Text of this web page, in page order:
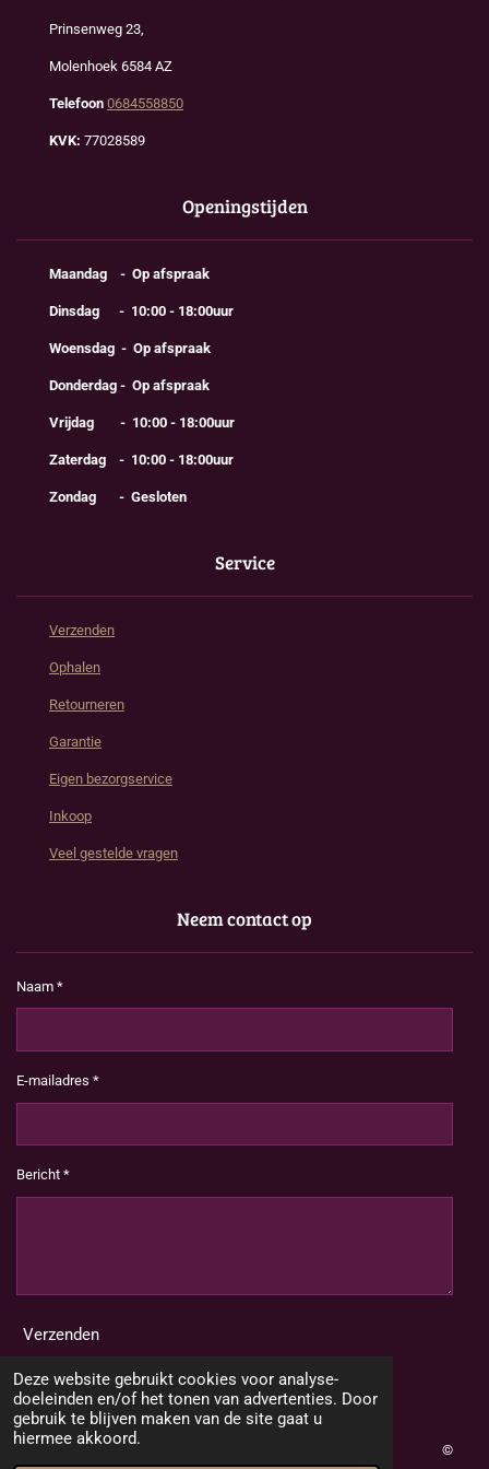
Deze website gebruikt cookies voor analyse-
doeleinden en/of het tonen van advertenties. Door
gebruik te blijven maken van de site gaat u
hiermee akkoord.
Prinsenweg 23,
Molenhoek 6584 AZ
Telefoon 0684558850
KVK: 77028589
Openingstijden
Maandag - Op afspraak
Dinsdag - 10:00 - 18:00uur
Woensdag - Op afspraak
Donderdag - Op afspraak
Vrijdag - 10:00 - 18:00uur
Zaterdag - 10:00 - 18:00uur
Zondag - Gesloten
Service
Verzenden
Ophalen
Retourneren
Garantie
Eigen bezorgservice
Inkoop
Veel gestelde vragen
Neem contact op
Naam *
E-mailadres *
Bericht *
Verzenden
©